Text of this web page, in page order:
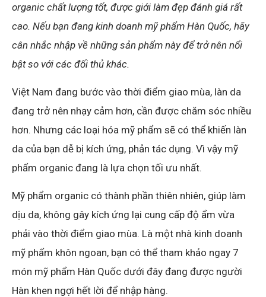
organic chất lượng tốt, được giới làm đẹp đánh giá rất
cao. Nếu bạn đang kinh doanh mỹ phẩm Hàn Quốc, hãy
cân nhắc nhập về những sản phẩm này để trở nên nổi
bật so với các đối thủ khác.
Việt Nam đang bước vào thời điểm giao mùa, làn da
đang trở nên nhạy cảm hơn, cần được chăm sóc nhiều
hơn. Nhưng các loại hóa mỹ phẩm sẽ có thể khiến làn
da của bạn dễ bị kích ứng, phản tác dụng. Vì vậy mỹ
phẩm organic đang là lựa chọn tối ưu nhất.
Mỹ phẩm organic có thành phần thiên nhiên, giúp làm
dịu da, không gây kích ứng lại cung cấp độ ẩm vừa
phải vào thời điểm giao mùa. Là một nhà kinh doanh
mỹ phẩm khôn ngoan, bạn có thể tham khảo ngay 7
món mỹ phẩm Hàn Quốc dưới đây đang được người
Hàn khen ngợi hết lời để nhập hàng.